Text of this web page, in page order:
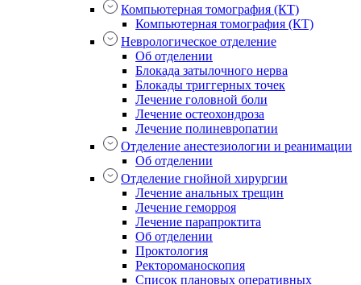
Компьютерная томография (КТ)
Компьютерная томография (КТ)
Неврологическое отделение
Об отделении
Блокада затылочного нерва
Блокады триггерных точек
Лечение головной боли
Лечение остеохондроза
Лечение полиневропатии
Отделение анестезиологии и реанимации
Об отделении
Отделение гнойной хирургии
Лечение анальных трещин
Лечение геморроя
Лечение парапроктита
Об отделении
Проктология
Ректороманоскопия
Список плановых оперативных